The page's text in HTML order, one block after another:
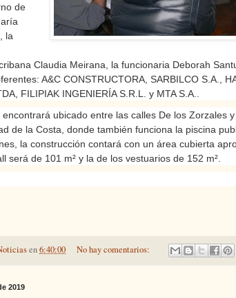
de
la
Claudia Meirana, la funcionaria Deborah
A&C CONSTRUCTORA, SARBILCO S.A.,
FILIPIAK INGENIERÍA S.R.L. y MTA S.A..
encontrará ubicado entre las calles De los Zorzales
de la Costa, donde también funciona la piscina
la construcción contará con un área cubierta
será de 101 m² y la de los vestuarios de 152 m².
en6:40:00 No hay comentarios:
2019